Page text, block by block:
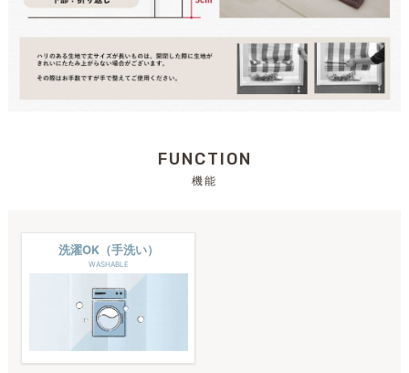
FUNCTION
機能
洗濯OK（手洗い）
WASHABLE